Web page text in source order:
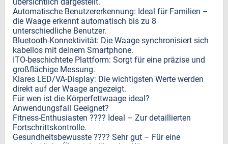
Automatische Benutzererkennung: Ideal für Familien –
die Waage erkennt automatisch bis zu 8
unterschiedliche Benutzer.
Bluetooth-Konnektivität: Die Waage synchronisiert sich
kabellos mit deinem Smartphone.
ITO-beschichtete Plattform: Sorgt für eine präzise und
großflächige Messung.
Klares LED/VA-Display: Die wichtigsten Werte werden
direkt auf der Waage angezeigt.
Für wen ist die Körperfettwaage ideal?
Anwendungsfall Geeignet?
Fitness-Enthusiasten ???? Ideal – Zur detaillierten
Fortschrittskontrolle.
Gesundheitsbewusste ???? Sehr gut – Für eine